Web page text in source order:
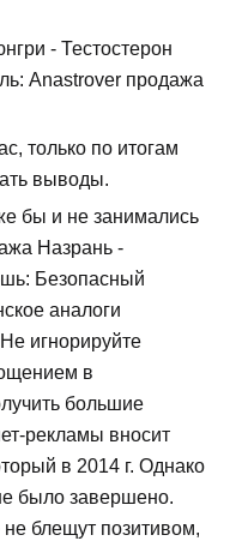
- Тестостерон
Anastrover продажа
только по итогам
выводы.
бы и не занимались
Назрань -
Безопасный
аналоги
игнорируйте
в
большие
рекламы вносит
в 2014 г. Однако
было завершено.
блещут позитивом,